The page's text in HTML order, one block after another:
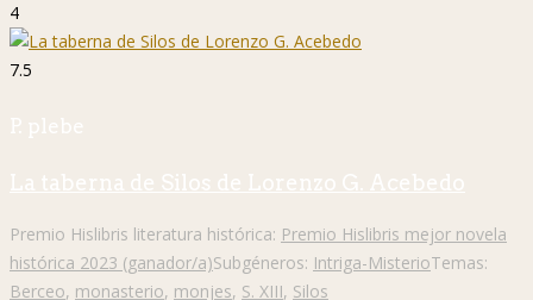
4
7.5
P. plebe
La taberna de Silos de Lorenzo G. Acebedo
Premio Hislibris literatura histórica: Premio Hislibris mejor novela
histórica 2023 (ganador/a)Subgéneros: Intriga-MisterioTemas:
Berceo, monasterio, monjes, S. XIII, Silos